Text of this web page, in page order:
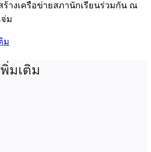
ร้างเครือข่ายสภานักเรียนร่วมกัน ณ
ม
ม
มเติม